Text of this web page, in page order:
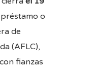
o
de
(AFLC),
fianzas